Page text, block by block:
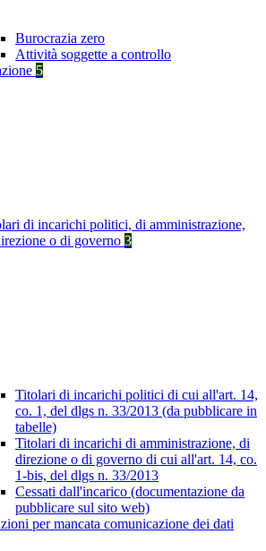
Burocrazia zero
Attività soggette a controllo
5
di incarichi politici, di amministrazione,
o di governo 3
Titolari di incarichi politici di cui all'art. 14,
co. 1, del dlgs n. 33/2013 (da pubblicare in
tabelle)
Titolari di incarichi di amministrazione, di
direzione o di governo di cui all'art. 14, co.
1-bis, del dlgs n. 33/2013
Cessati dall'incarico (documentazione da
pubblicare sul sito web)
per mancata comunicazione dei dati